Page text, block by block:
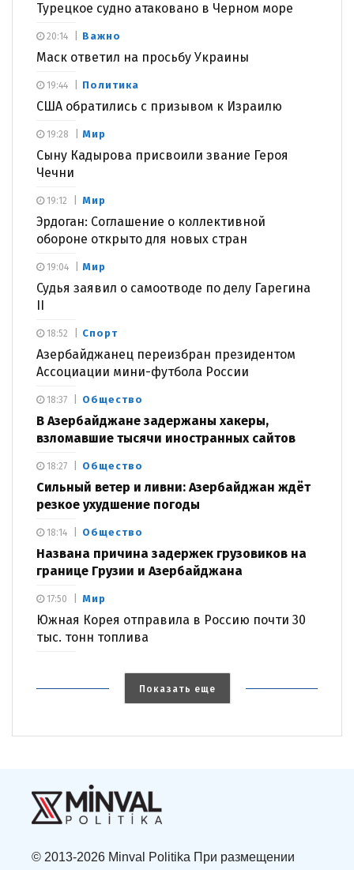
Турецкое судно атаковано в Черном море
Важно
Маск ответил на просьбу Украины
20:14
Политика
США обратились с призывом к Израилю
19:44
Мир
Сыну Кадырова присвоили звание Героя
Чечни
19:28
Мир
Эрдоган: Соглашение о коллективной
обороне открыто для новых стран
19:12
Мир
Судья заявил о самоотводе по делу Гарегина
19:04
Спорт
Азербайджанец переизбран президентом
Ассоциации мини-футбола России
18:52
Общество
В Азербайджане задержаны хакеры,
взломавшие тысячи иностранных сайтов
18:37
Общество
Сильный ветер и ливни: Азербайджан ждёт
резкое ухудшение погоды
18:27
Общество
Названа причина задержек грузовиков на
границе Грузии и Азербайджана
18:14
Мир
Южная Корея отправила в Россию почти 30
тыс. тонн топлива
17:50
Показать еще
© 2013-2026 Minval Politika При размещении